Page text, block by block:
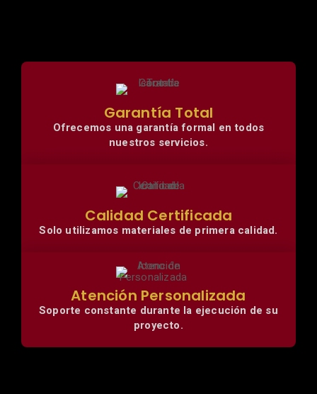
Garantía Total
Ofrecemos una garantía formal en todos
nuestros servicios.
Calidad Certificada
Solo utilizamos materiales de primera calidad.
Atención Personalizada
Soporte constante durante la ejecución de su
proyecto.